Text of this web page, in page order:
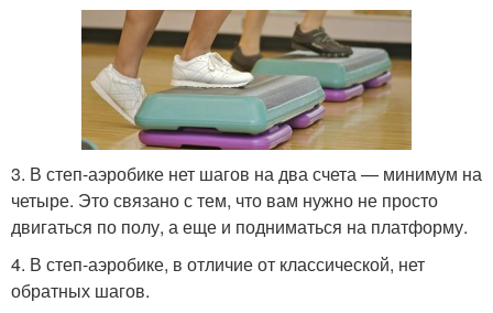
3. В степ-аэробике нет шагов на два счета — минимум на
четыре. Это связано с тем, что вам нужно не просто
двигаться по полу, а еще и подниматься на платформу.
4. В степ-аэробике, в отличие от классической, нет
обратных шагов.